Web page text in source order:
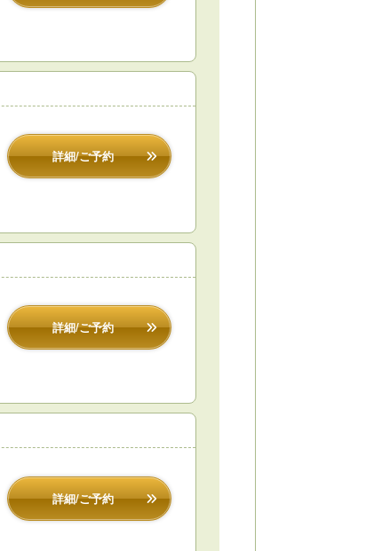
詳細/ご予約
詳細/ご予約
詳細/ご予約